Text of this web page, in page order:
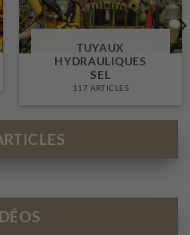
TUYAUX
HYDRAULIQUES
SEL
117 ARTICLES